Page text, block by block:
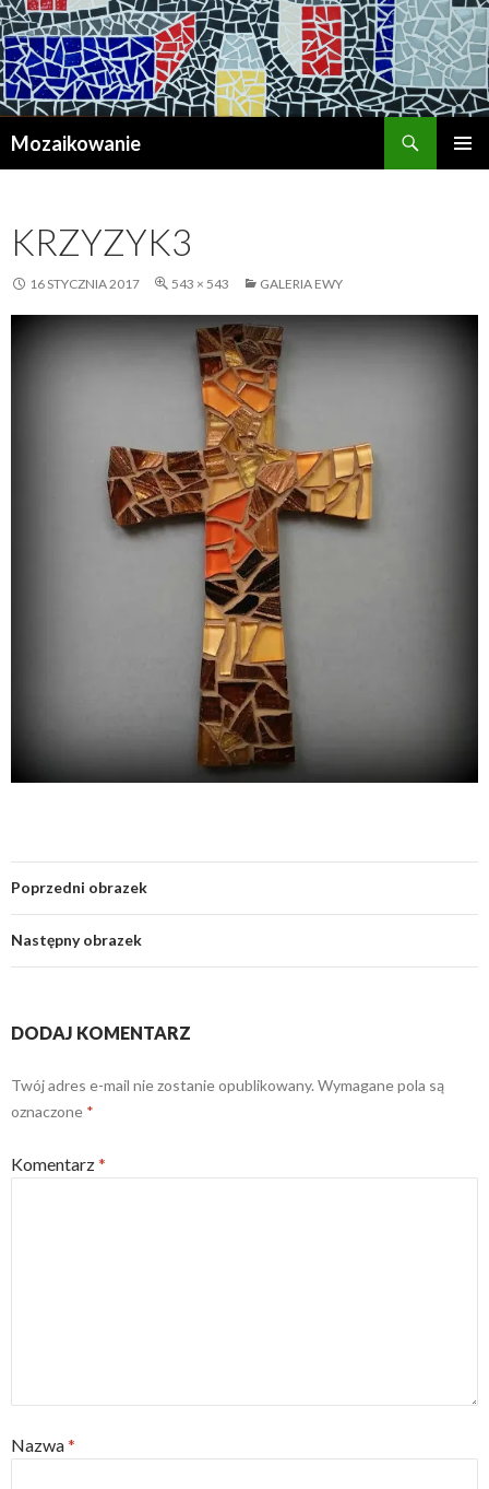
Mozaikowanie
KRZYZYK3
16 STYCZNIA 2017 543 × 543 GALERIA EWY
Poprzedni obrazek
Następny obrazek
DODAJ KOMENTARZ
Twój adres e-mail nie zostanie opublikowany. Wymagane pola są
oznaczone *
Komentarz*
Nazwa*